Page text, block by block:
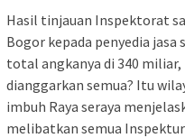
Hasil tinjauan Inspektorat
Bogor kepada penyedia jasa
total angkanya di 340 miliar,
dianggarkan semua? Itu
imbuh Raya seraya
melibatkan semua